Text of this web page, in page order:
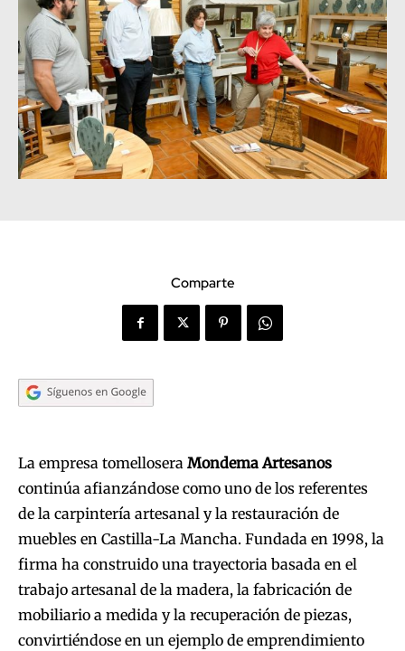
Comparte
La empresa tomellosera Mondema Artesanos
continúa afianzándose como uno de los referentes
de la carpintería artesanal y la restauración de
muebles en Castilla-La Mancha. Fundada en 1998, la
firma ha construido una trayectoria basada en el
trabajo artesanal de la madera, la fabricación de
mobiliario a medida y la recuperación de piezas,
convirtiéndose en un ejemplo de emprendimiento